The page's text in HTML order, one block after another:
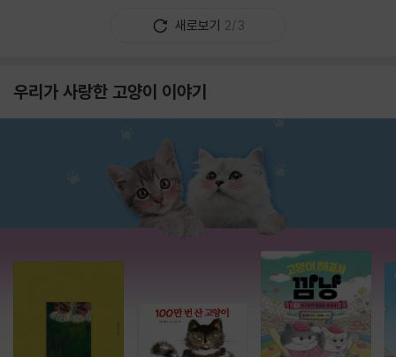
새로보기 2/3
우리가 사랑한 고양이 이야기